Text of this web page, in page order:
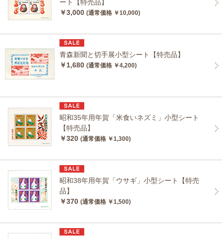
ート【特売品】
￥3,000 (通常価格 ￥10,000)
青森新聞と切手展小型シート【特売品】
￥1,680 (通常価格 ￥4,200)
昭和35年用年賀「米食いネズミ」小型シート
【特売品】
￥320 (通常価格 ￥1,300)
昭和38年用年賀「ウサギ」小型シート【特売
品】
￥370 (通常価格 ￥1,500)